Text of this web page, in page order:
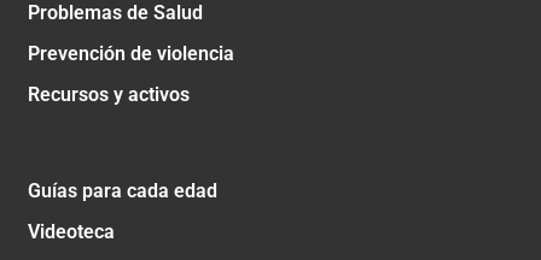
Problemas de Salud
Prevención de violencia
Recursos y activos
Guías para cada edad
Videoteca